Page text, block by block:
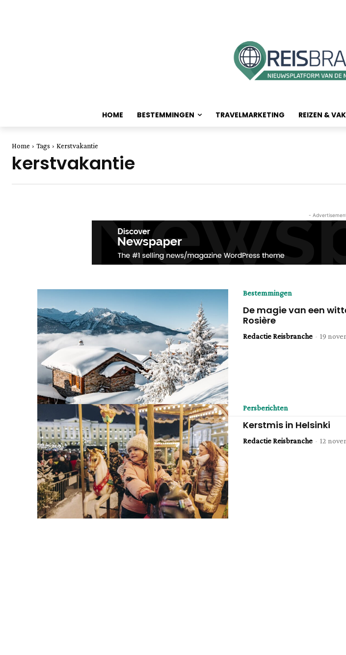
HOME BESTEMMINGEN TRAVELMARKETING REIZEN &
Home Tags Kerstvakantie
kerstvakantie
-
Bestemmingen
De magie van een
Rosière
Redactie Reisbranche - 19
Persberichten
Kerstmis in Helsinki
Redactie Reisbranche - 12